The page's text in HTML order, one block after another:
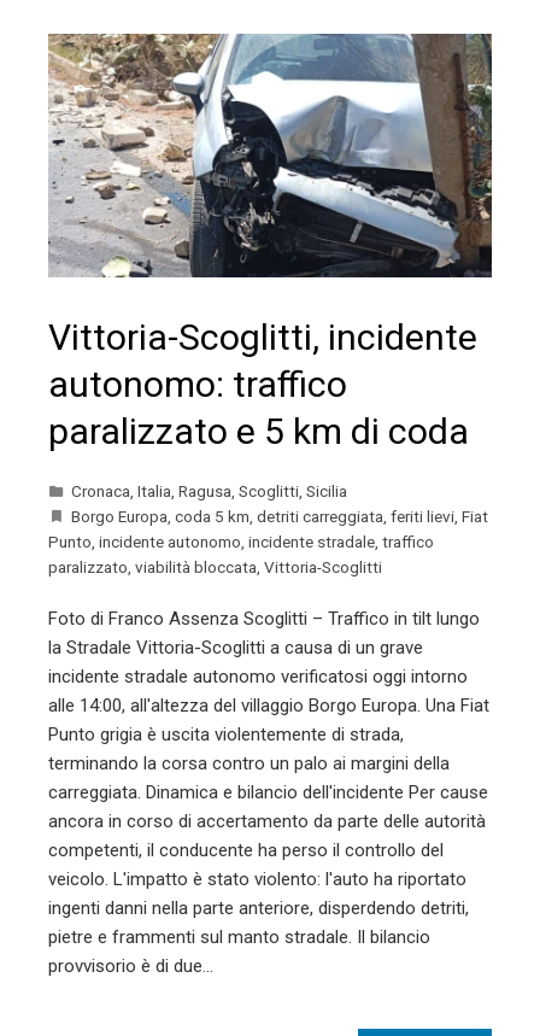
Vittoria-Scoglitti, incidente
autonomo: traffico
paralizzato e 5 km di coda
Cronaca Italia Ragusa Scoglitti Sicilia
Borgo Europa coda 5 km detriti carreggiata feriti lievi Fiat
Punto incidente autonomo incidente stradale traffico
paralizzato viabilità bloccata Vittoria-Scoglitti
Foto di Franco Assenza Scoglitti – Traffico in tilt lungo
la Stradale Vittoria-Scoglitti a causa di un grave
incidente stradale autonomo verificatosi oggi intorno
alle 14:00, all'altezza del villaggio Borgo Europa. Una Fiat
Punto grigia è uscita violentemente di strada,
terminando la corsa contro un palo ai margini della
carreggiata. Dinamica e bilancio dell'incidente Per cause
ancora in corso di accertamento da parte delle autorità
competenti, il conducente ha perso il controllo del
veicolo. L'impatto è stato violento: l'auto ha riportato
ingenti danni nella parte anteriore, disperdendo detriti,
pietre e frammenti sul manto stradale. Il bilancio
provvisorio è di due…